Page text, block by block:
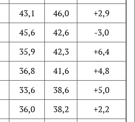
43,1 46,0
+2,9
45,6 42,6
-3,0
35,9 42,3
+6,4
36,8 41,6
+4,8
33,6 38,6
+5,0
36,0 38,2
+2,2